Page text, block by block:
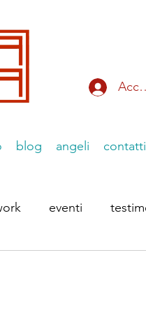
blog angeli contatti
eventi